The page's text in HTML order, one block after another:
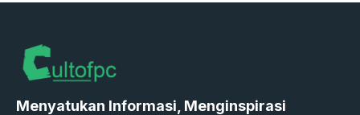
Menyatukan Informasi, Menginspirasi